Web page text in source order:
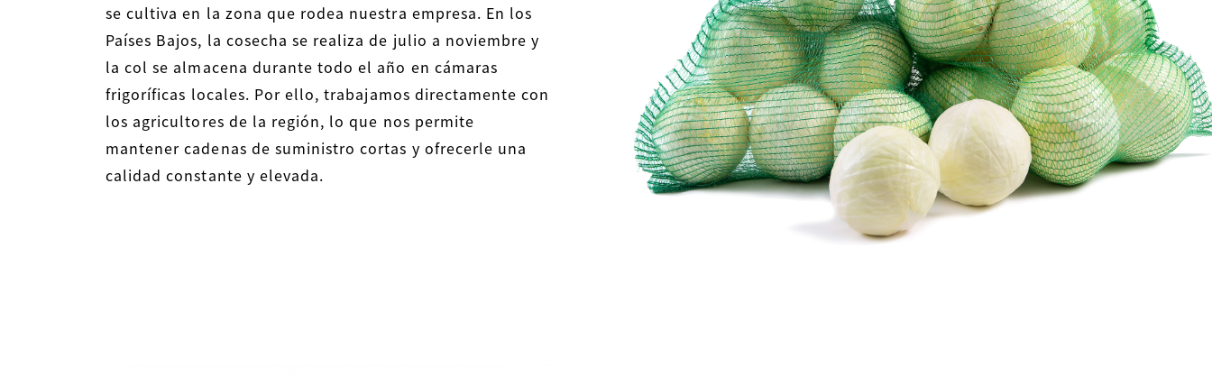
se cultiva en la zona que rodea nuestra empresa. En los
Países Bajos, la cosecha se realiza de julio a noviembre y
la col se almacena durante todo el año en cámaras
frigoríficas locales. Por ello, trabajamos directamente con
los agricultores de la región, lo que nos permite
mantener cadenas de suministro cortas y ofrecerle una
calidad constante y elevada.